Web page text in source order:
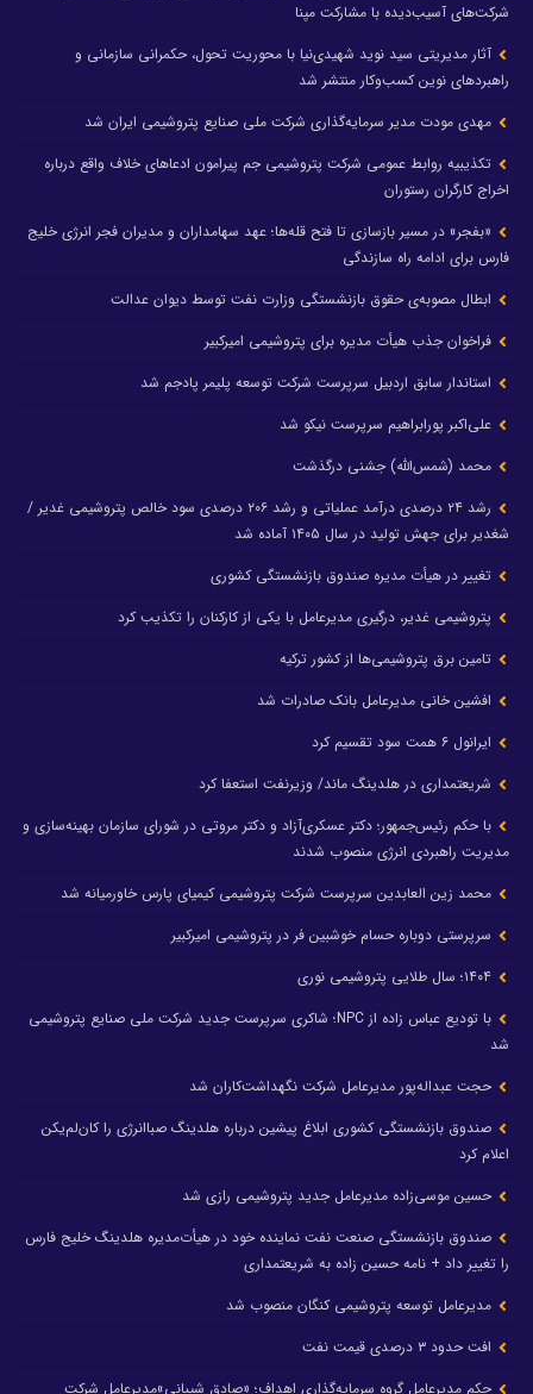
شرکت‌های آسیب‌دیده با مشارکت مپنا
آثار مدیریتی سید نوید شهیدی‌نیا با محوریت تحول، حکمرانی سازمانی و
راهبردهای نوین کسب‌وکار منتشر شد
مهدی مودت مدیر سرمایه‌گذاری شرکت ملی صنایع پتروشیمی ایران شد
تکذیبیه روابط عمومی شرکت پتروشیمی جم پیرامون ادعاهای خلاف واقع درباره
اخراج کارگران رستوران
«بفجر» در مسیر بازسازی تا فتح قله‌ها؛ عهد سهامداران و مدیران فجر انرژی خلیج
فارس برای ادامه راه سازندگی
ابطال مصوبه‌ی حقوق بازنشستگی وزارت نفت توسط دیوان عدالت
فراخوان جذب هیأت مدیره برای پتروشیمی امیرکبیر
استاندار سابق اردبیل سرپرست شرکت توسعه پلیمر پادجم شد
علی‌اکبر پورابراهیم سرپرست نیکو شد
محمد (شمس‌الله) جشنی درگذشت
رشد ۲۴ درصدی درآمد عملیاتی و رشد ۲۰۶ درصدی سود خالص پتروشیمی غدیر /
شغدیر برای جهش تولید در سال ۱۴۰۵ آماده شد
تغییر در هیأت مدیره صندوق بازنشستگی کشوری
پتروشیمی غدیر، درگیری مدیرعامل با یکی از کارکنان را تکذیب کرد
تامین برق پتروشیمی‌ها از کشور ترکیه
افشین خانی مدیرعامل بانک صادرات شد
ایرانول ۶ همت سود تقسیم کرد
شریعتمداری در هلدینگ ماند/ وزیرنفت استعفا کرد
با حکم رئیس‌جمهور؛ دکتر عسکری‌آزاد و دکتر مروتی در شورای سازمان بهینه‌سازی و
مدیریت راهبردی انرژی منصوب شدند
محمد زین العابدین سرپرست شرکت پتروشیمی کیمیای پارس خاورمیانه شد
سرپرستی دوباره حسام خوشبین فر در پتروشیمی امیرکبیر
با تودیع عباس زاده از NPC؛ شاکری سرپرست جدید شرکت ملی صنایع پتروشیمی
شد
حجت عبداله‌پور مدیرعامل شرکت نگهداشت‌کاران شد
صندوق بازنشستگی کشوری ابلاغ پیشین درباره هلدینگ صباانرژی را کان‌لم‌یکن
اعلام کرد
حسین موسی‌زاده مدیرعامل جدید پتروشیمی رازی شد
صندوق بازنشستگی صنعت نفت نماینده خود در هیأت‌مدیره هلدینگ خلیج فارس
را تغییر داد + نامه حسین زاده به شریعتمداری
مدیرعامل توسعه پتروشیمی کنگان منصوب شد
افت حدود ۳ درصدی قیمت نفت
حکم مدیرعامل گروه سرمایه‌گذاری اهداف؛ «صادق شیبانی»مدیرعامل شرکت